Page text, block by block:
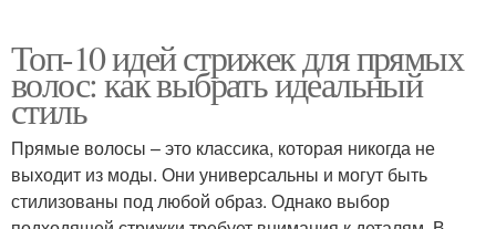
Топ-10 идей стрижек для прямых
волос: как выбрать идеальный
стиль
Прямые волосы – это классика, которая никогда не
выходит из моды. Они универсальны и могут быть
стилизованы под любой образ. Однако выбор